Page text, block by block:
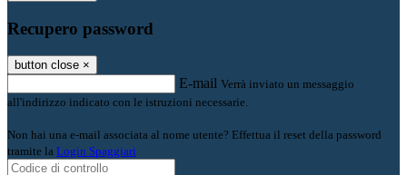
Recupero password
button close ×
E-mail Verrà inviato un messaggio
all'indirizzo indicato con le istruzioni necessarie.
Non hai una e-mail associata al nome utente? Effettua il reset della password
tramite la Login Spaggiari